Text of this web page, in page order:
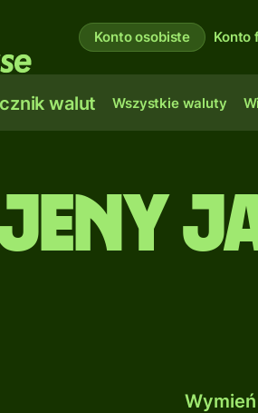
Konto osobiste Konto
walut Wszystkie waluty